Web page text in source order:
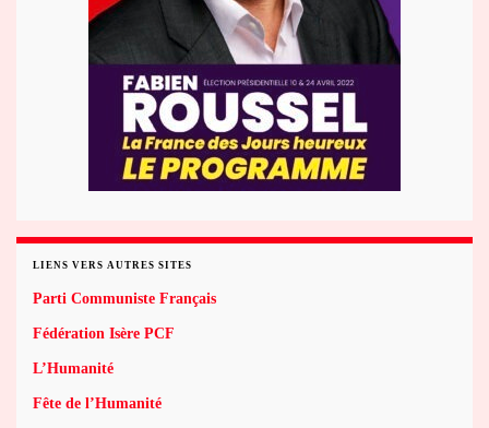
LIENS VERS AUTRES SITES
Parti Communiste Français
Fédération Isère PCF
L’Humanité
Fête de l’Humanité